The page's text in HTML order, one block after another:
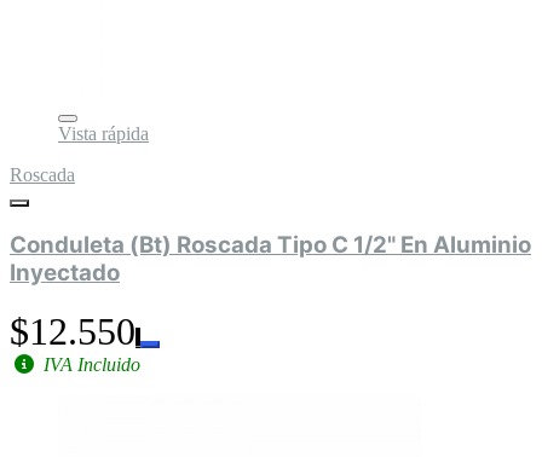
Vista rápida
Roscada
Conduleta (Bt) Roscada Tipo C 1/2" En Aluminio
Inyectado
$12.550
IVA Incluido